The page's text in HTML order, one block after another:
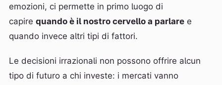
emozioni, ci permette in primo luogo di
capire quando è il nostro cervello a parlare e
quando invece altri tipi di fattori.
Le decisioni irrazionali non possono offrire alcun
tipo di futuro a chi investe: i mercati vanno